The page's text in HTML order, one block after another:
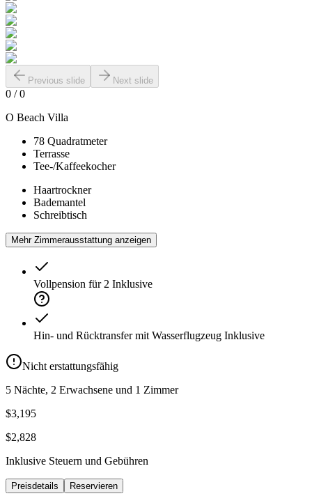
Previous slide Next slide
0 /0
O Beach Villa
78 Quadratmeter
Terrasse
Tee-/Kaffeekocher
Haartrockner
Bademantel
Schreibtisch
Mehr Zimmerausstattung anzeigen
Vollpension für 2 Inklusive
Hin- und Rücktransfer mit Wasserflugzeug Inklusive
Nicht erstattungsfähig
5 Nächte, 2 Erwachsene und 1 Zimmer
$3,195
$2,828
Inklusive Steuern und Gebühren
Preisdetails Reservieren